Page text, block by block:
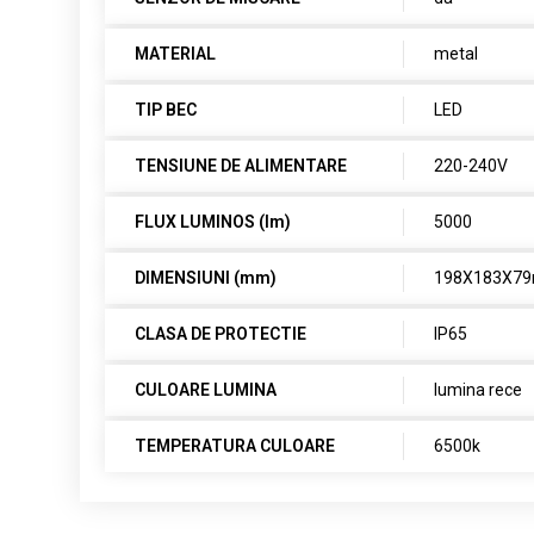
MATERIAL metal
TIP BEC LED
TENSIUNE DE ALIMENTARE 220-240V
FLUX LUMINOS (lm) 5000
DIMENSIUNI (mm)
CLASA DE PROTECTIE IP65
CULOARE LUMINA lumina rece
TEMPERATURA CULOARE 6500k